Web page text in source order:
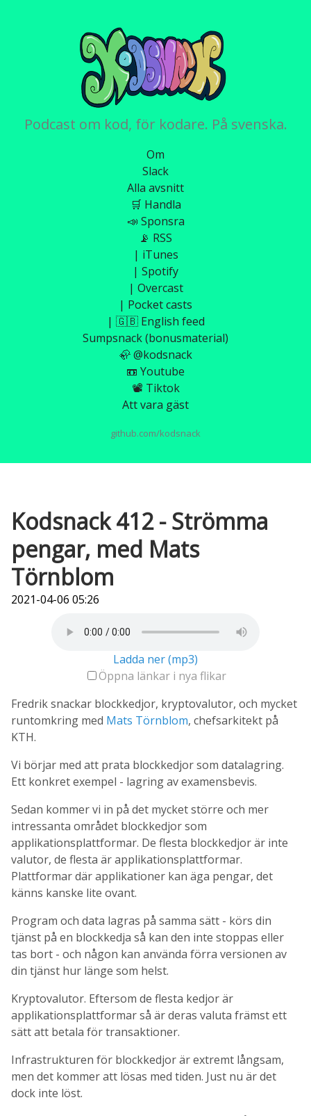
Podcast om kod, för kodare. På svenska.
Om
Slack
Alla avsnitt
🛒 Handla
📣 Sponsra
📡 RSS
| iTunes
| Spotify
| Overcast
| Pocket casts
| 🇬🇧 English feed
Sumpsnack (bonusmaterial)
🦣 @kodsnack
📼 Youtube
📽️ Tiktok
Att vara gäst
github.com/kodsnack
Kodsnack 412 - Strömma
pengar, med Mats
Törnblom
2021-04-06 05:26
Ladda ner (mp3)
Öppna länkar i nya flikar
Fredrik snackar blockkedjor, kryptovalutor, och mycket
runtomkring med Mats Törnblom, chefsarkitekt på
KTH.
Vi börjar med att prata blockkedjor som datalagring.
Ett konkret exempel - lagring av examensbevis.
Sedan kommer vi in på det mycket större och mer
intressanta området blockkedjor som
applikationsplattformar. De flesta blockkedjor är inte
valutor, de flesta är applikationsplattformar.
Plattformar där applikationer kan äga pengar, det
känns kanske lite ovant.
Program och data lagras på samma sätt - körs din
tjänst på en blockkedja så kan den inte stoppas eller
tas bort - och någon kan använda förra versionen av
din tjänst hur länge som helst.
Kryptovalutor. Eftersom de flesta kedjor är
applikationsplattformar så är deras valuta främst ett
sätt att betala för transaktioner.
Infrastrukturen för blockkedjor är extremt långsam,
men det kommer att lösas med tiden. Just nu är det
dock inte löst.